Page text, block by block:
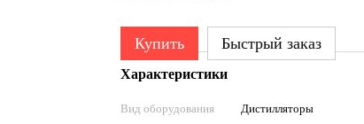
Купить Быстрый заказ
Характеристики
Вид оборудования
Дистилляторы